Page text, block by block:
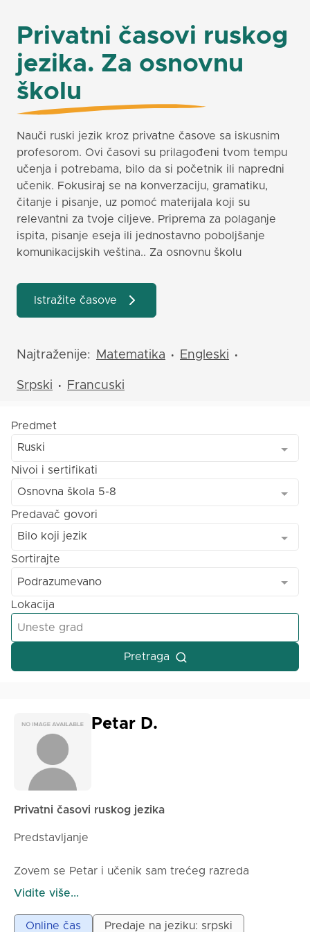
Privatni časovi ruskog
jezika. Za osnovnu
školu
Nauči ruski jezik kroz privatne časove sa iskusnim
profesorom. Ovi časovi su prilagođeni tvom tempu
učenja i potrebama, bilo da si početnik ili napredni
učenik. Fokusiraj se na konverzaciju, gramatiku,
čitanje i pisanje, uz pomoć materijala koji su
relevantni za tvoje ciljeve. Priprema za polaganje
ispita, pisanje eseja ili jednostavno poboljšanje
komunikacijskih veština.. Za osnovnu školu
Istražite časove
Najtraženije: Matematika • Engleski •
Srpski • Francuski
Predmet
Ruski
Nivoi i sertifikati
Osnovna škola 5-8
Predavač govori
Bilo koji jezik
Sortirajte
Podrazumevano
Lokacija
Pretraga
Petar D.
Privatni časovi ruskog jezika
Predstavljanje
Zovem se Petar i učenik sam trećeg razreda
gimnazije, bilingvalno ruskog smera. Strastveno učim
prenesem i drugima kroz online časove prilagođene
Vidite više...
Online čas Predaje na jeziku: srpski